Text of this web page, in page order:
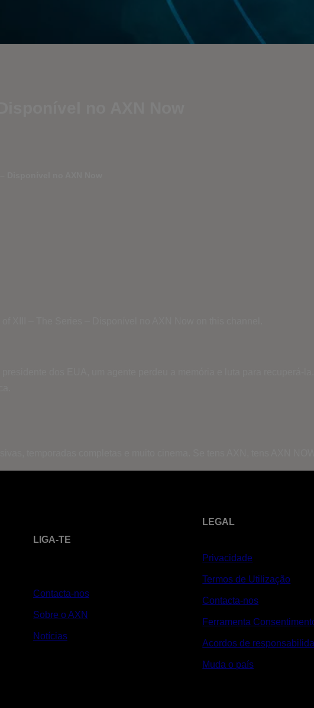
LIGA-TE
Contacta-nos
Sobre o AXN
Notícias
LEGAL
Privacidade
Termos de Utilização
Contacta-nos
Ferramenta
Acordos de
Muda o país